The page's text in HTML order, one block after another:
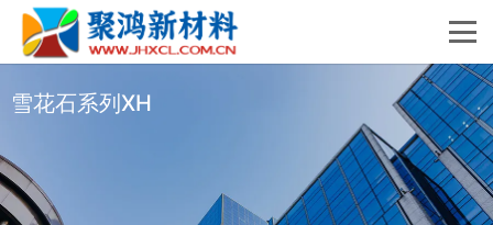
雪花石系列XH